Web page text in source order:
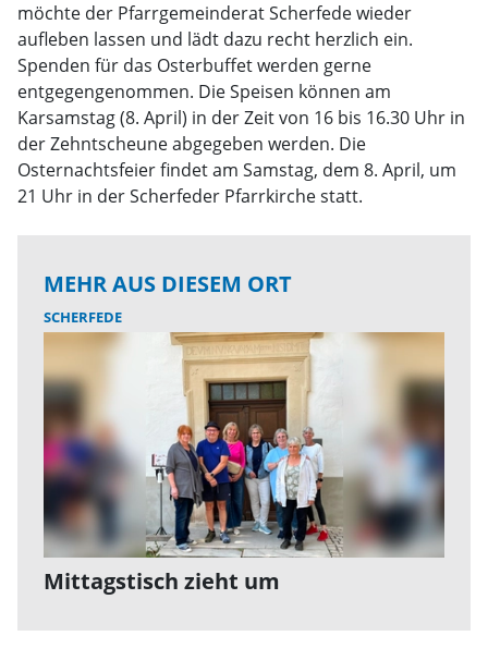
möchte der Pfarrgemeinderat Scherfede wieder
aufleben lassen und lädt dazu recht herzlich ein.
Spenden für das Osterbuffet werden gerne
entgegengenommen. Die Speisen können am
Karsamstag (8. April) in der Zeit von 16 bis 16.30 Uhr in
der Zehntscheune abgegeben werden. Die
Osternachtsfeier findet am Samstag, dem 8. April, um
21 Uhr in der Scherfeder Pfarrkirche statt.
MEHR AUS DIESEM ORT
SCHERFEDE
Mittagstisch zieht um